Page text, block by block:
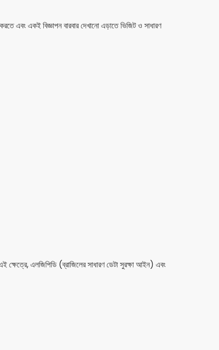
এবং একই বিজ্ঞাপন বারবার দেখানো এড়াতে ভিজিট ও সাধারণ
এই ক্ষেত্রে, এলজিপিডি (ব্রাজিলের সাধারণ ডেটা সুরক্ষা আইন) এবং